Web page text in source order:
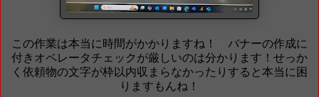
この作業は本当に時間がかかりますね！ バナーの作成に
付きオペレータチェックが厳しいのは分かります！せっか
く依頼物の文字が枠以内収まらなかったりすると本当に困
りますもんね！